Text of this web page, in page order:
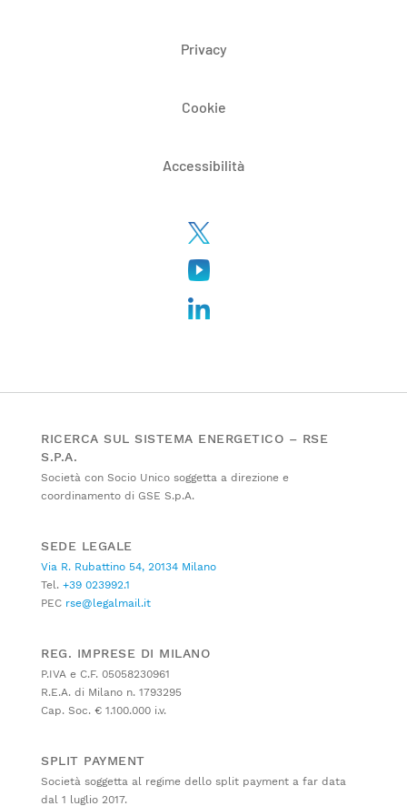
Privacy
Cookie
Accessibilità
RICERCA SUL SISTEMA ENERGETICO – RSE
S.P.A.
Società con Socio Unico soggetta a direzione e
coordinamento di GSE S.p.A.
SEDE LEGALE
Via R. Rubattino 54, 20134 Milano
Tel. +39 023992.1
PEC rse@legalmail.it
REG. IMPRESE DI MILANO
P.IVA e C.F. 05058230961
R.E.A. di Milano n. 1793295
Cap. Soc. € 1.100.000 i.v.
SPLIT PAYMENT
Società soggetta al regime dello split payment a far data
dal 1 luglio 2017.